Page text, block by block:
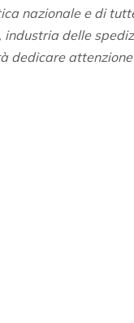
nazionale e di
delle
dedicare